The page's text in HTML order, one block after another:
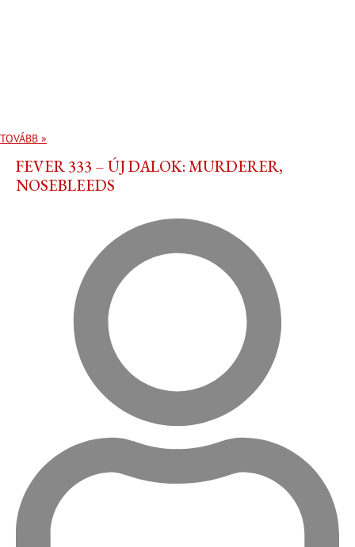
TOVÁBB »
FEVER 333 – ÚJ DALOK: MURDERER,
NOSEBLEEDS